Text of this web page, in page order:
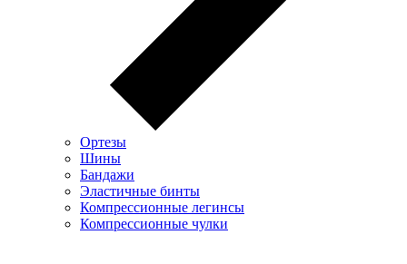
Ортезы
Шины
Бандажи
Эластичные бинты
Компрессионные легинсы
Компрессионные чулки